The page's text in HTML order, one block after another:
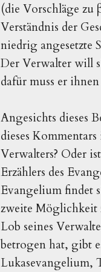
(die Vorschläge zu
Verständnis der
niedrig angesetzte
Der Verwalter will
dafür muss er
Angesichts dieses
dieses
Verwalters? Oder
Erzählers des
Evangelium findet
zweite Möglichkeit
Lob seines
betrogen hat, gibt
Lukasevangelium,